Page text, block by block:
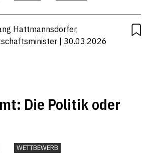
Hattmannsdorfer,
| 30.03.2026
Die Politik oder
WETTBEWERB